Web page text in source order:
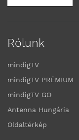
Rólunk
mindigTV
mindigTV PRÉMIUM
mindigTV GO
Antenna Hungária
Oldaltérkép